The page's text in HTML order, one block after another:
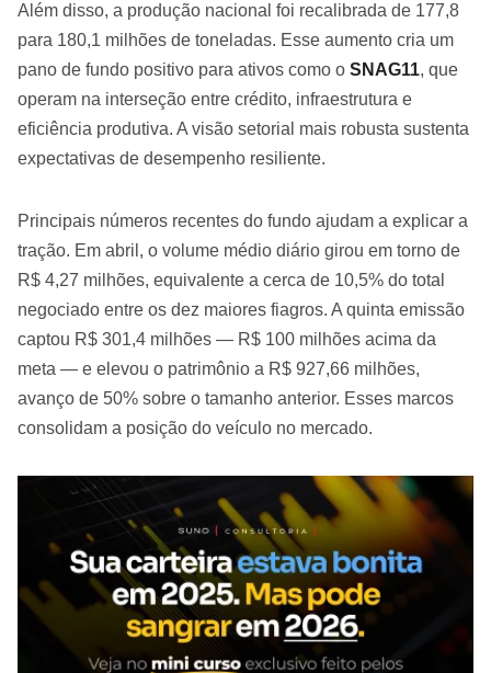
Além disso, a produção nacional foi recalibrada de 177,8
para 180,1 milhões de toneladas. Esse aumento cria um
pano de fundo positivo para ativos como o SNAG11, que
operam na interseção entre crédito, infraestrutura e
eficiência produtiva. A visão setorial mais robusta sustenta
expectativas de desempenho resiliente.
Principais números recentes do fundo ajudam a explicar a
tração. Em abril, o volume médio diário girou em torno de
R$ 4,27 milhões, equivalente a cerca de 10,5% do total
negociado entre os dez maiores fiagros. A quinta emissão
captou R$ 301,4 milhões — R$ 100 milhões acima da
meta — e elevou o patrimônio a R$ 927,66 milhões,
avanço de 50% sobre o tamanho anterior. Esses marcos
consolidam a posição do veículo no mercado.